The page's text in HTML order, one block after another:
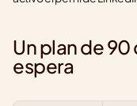
Un plan de 90
espera